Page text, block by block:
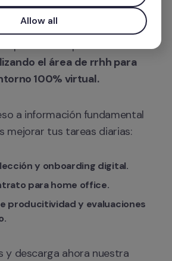
HR creamos un ebook con
pensados especialmente
optimizar los procesos de tu
el área de rrhh para
100% virtual.
a información fundamental
mejorar tus tareas diarias:
y onboarding digital.
para home office.
producitividad y evaluaciones
y descarga ahora nuestra
Allow all